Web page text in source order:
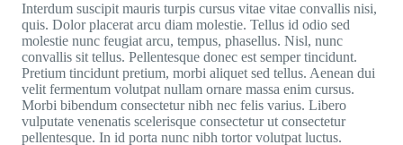
Interdum suscipit mauris turpis cursus vitae vitae convallis nisi,
quis. Dolor placerat arcu diam molestie. Tellus id odio sed
molestie nunc feugiat arcu, tempus, phasellus. Nisl, nunc
convallis sit tellus. Pellentesque donec est semper tincidunt.
Pretium tincidunt pretium, morbi aliquet sed tellus. Aenean dui
velit fermentum volutpat nullam ornare massa enim cursus.
Morbi bibendum consectetur nibh nec felis varius. Libero
vulputate venenatis scelerisque consectetur ut consectetur
pellentesque. In id porta nunc nibh tortor volutpat luctus.